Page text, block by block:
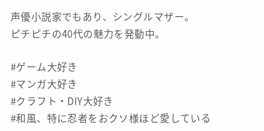
声優小説家でもあり、シングルマザー。
ピチピチの40代の魅力を発動中。
#ゲーム大好き
#マンガ大好き
#クラフト・DIY大好き
#和風、特に忍者をおクソ様ほど愛している